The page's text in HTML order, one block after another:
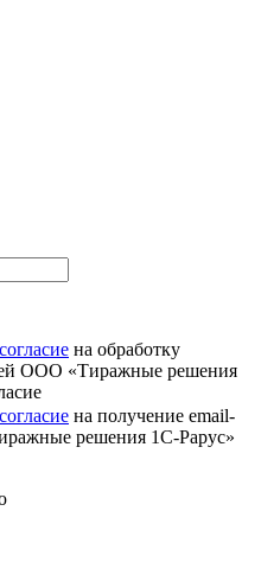
согласие на обработку
ООО «Тиражные решения
согласие на получение email-
решения 1С-Рарус»